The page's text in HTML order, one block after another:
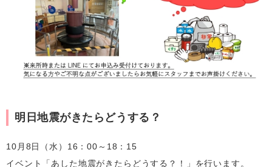
明日地震がきたらどうする？
10月8日（水）16：00～18：15
イベント「あした地震がきたらどうする？！」を行います。